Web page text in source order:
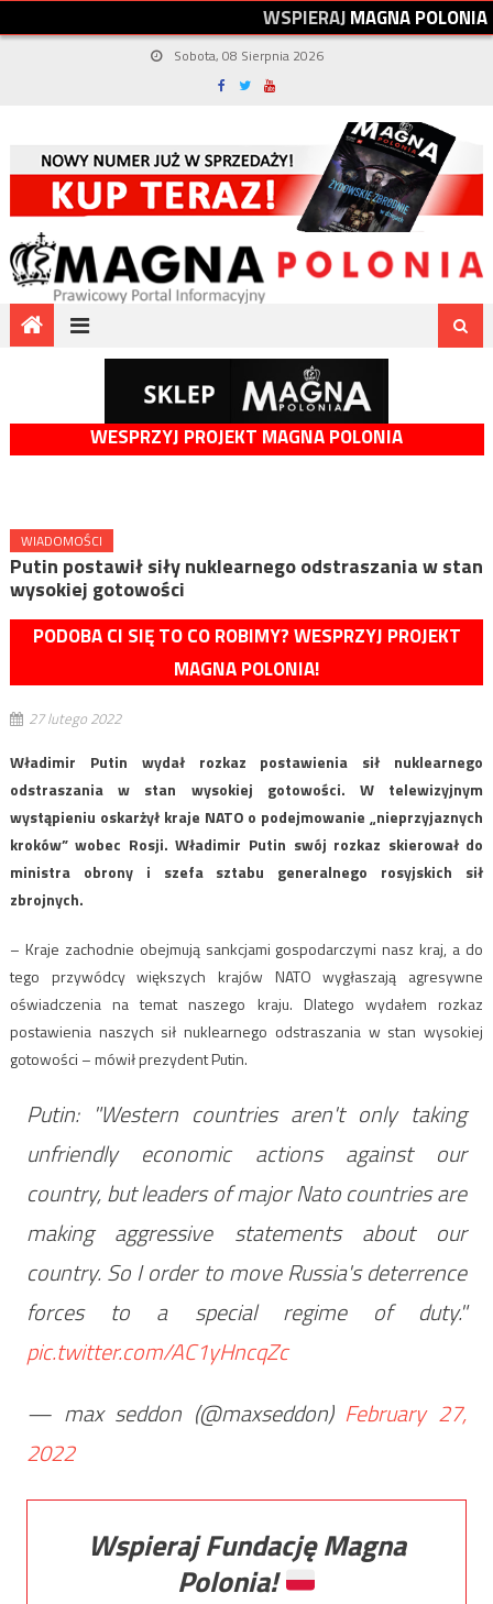
WSPIERAJMAGNAPOLONIA
Sobota, 08 Sierpnia 2026
WESPRZYJ PROJEKT MAGNA POLONIA
WIADOMOŚCI
Putin postawił siły nuklearnego odstraszania w stan
wysokiej gotowości
PODOBA CI SIĘ TO CO ROBIMY? WESPRZYJ PROJEKT
MAGNA POLONIA!
27 lutego 2022
Władimir Putin wydał rozkaz postawienia sił nuklearnego
odstraszania w stan wysokiej gotowości. W telewizyjnym
wystąpieniu oskarżył kraje NATO o podejmowanie „nieprzyjaznych
kroków” wobec Rosji. Władimir Putin swój rozkaz skierował do
ministra obrony i szefa sztabu generalnego rosyjskich sił
zbrojnych.
– Kraje zachodnie obejmują sankcjami gospodarczymi nasz kraj, a do
tego przywódcy większych krajów NATO wygłaszają agresywne
oświadczenia na temat naszego kraju. Dlatego wydałem rozkaz
postawienia naszych sił nuklearnego odstraszania w stan wysokiej
gotowości – mówił prezydent Putin.
Putin: "Western countries aren't only taking
unfriendly economic actions against our
country, but leaders of major Nato countries are
making aggressive statements about our
country. So I order to move Russia's deterrence
forces to a special regime of duty."
pic.twitter.com/AC1yHncqZc
— max seddon (@maxseddon) February 27,
2022
Wspieraj Fundację Magna
Polonia!